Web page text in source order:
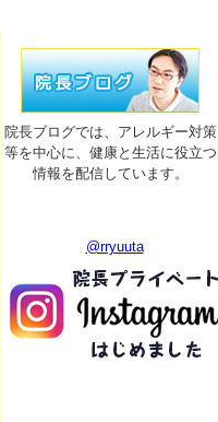
院長ブログでは、アレルギー対策
等を中心に、健康と生活に役立つ
情報を配信しています。
@rryuuta